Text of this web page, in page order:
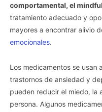
comportamental, el
tratamiento adecuado y
mayores a encontrar alivio
emocionales.
Los medicamentos se usan
trastornos de ansiedad y
pueden reducir el miedo, la
persona. Algunos